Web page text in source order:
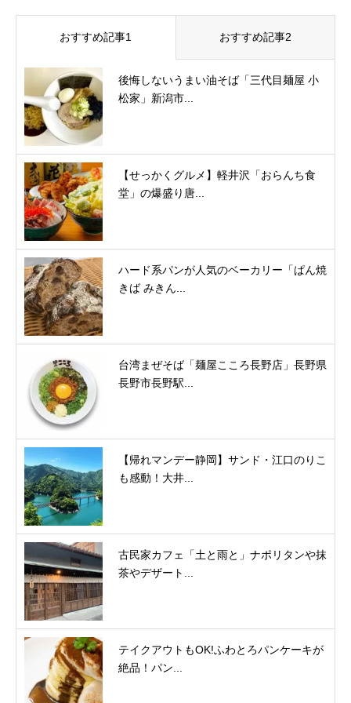
おすすめ記事1 おすすめ記事2
後悔しないうまい油そば「三代目麺屋 小
松家」新潟市...
【せっかくグルメ】軽井沢「おらんち食
堂」の爆盛り唐...
ハード系パンが人気のベーカリー「ぱん焼
きば みきん...
台湾まぜそば「麺屋こころ長野店」長野県
長野市長野駅...
【帰れマンデー静岡】サンド・江口のりこ
も感動！大井...
古民家カフェ「土と雨と」ナポリタンや抹
茶やデザート...
テイクアウトもOK!ふわとろパンケーキが
絶品！パン...